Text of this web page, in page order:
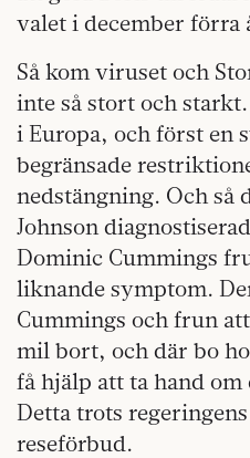
valet i december förra
Så kom viruset och
inte så stort och
i Europa, och först en
begränsade
nedstängning. Och så
Johnson
Dominic Cummings
liknande symptom.
Cummings och frun
mil bort, och där bo
få hjälp att ta hand
Detta trots
reseförbud.